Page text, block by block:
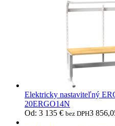
Elektricky nastaviteľný
20ERGO14N
Od: 3 135 € bez DPH3